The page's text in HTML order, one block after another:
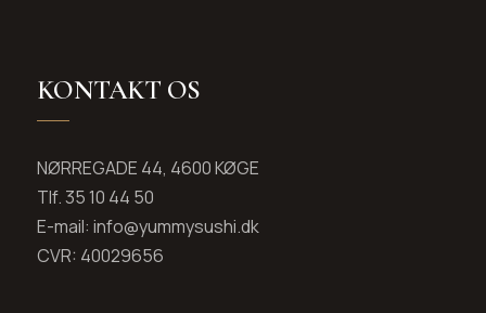
KONTAKT OS
NØRREGADE 44, 4600 KØGE
Tlf. 35 10 44 50
E-mail: info@yummysushi.dk
CVR: 40029656